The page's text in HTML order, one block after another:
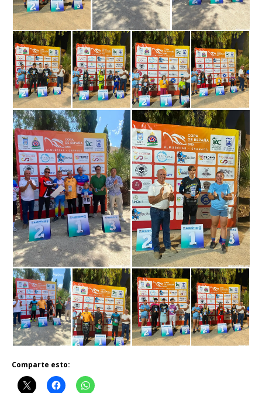
Comparte esto: